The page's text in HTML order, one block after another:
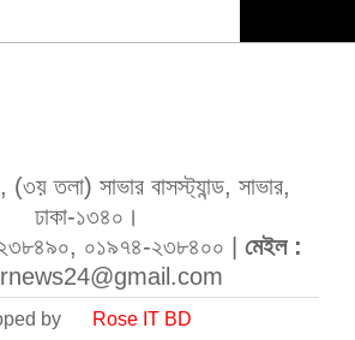
তলা) সাভার বাসস্ট্যান্ড, সাভার,
ঢাকা-১৩৪০।
০১৯৭৪-২৩৮৪০০ | মেইল :
by Rose IT BD